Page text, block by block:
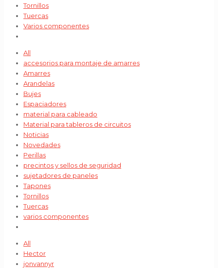
Tornillos
Tuercas
Varios componentes
All
accesorios para montaje de amarres
Amarres
Arandelas
Bujes
Espaciadores
material para cableado
Material para tableros de circuitos
Noticias
Novedades
Perillas
precintos y sellos de seguridad
sujetadores de paneles
Tapones
Tornillos
Tuercas
varios componentes
All
Hector
jonvannyr